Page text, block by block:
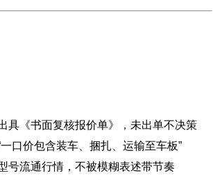
具《书面复核报价单》，未出单不决策
口价包含装车、捆扎、运输至车板”
号流通行情，不被模糊表述带节奏